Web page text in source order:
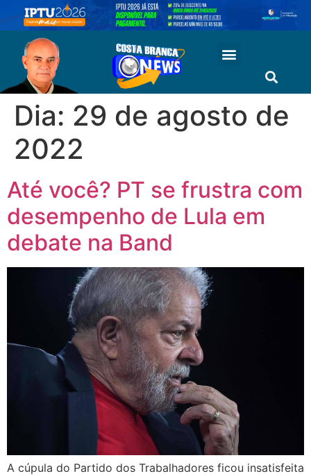
Dia: 29 de agosto de
2022
Até você? PT se frustra com
desempenho de Lula em
debate na Band
A cúpula do Partido dos Trabalhadores ficou insatisfeita